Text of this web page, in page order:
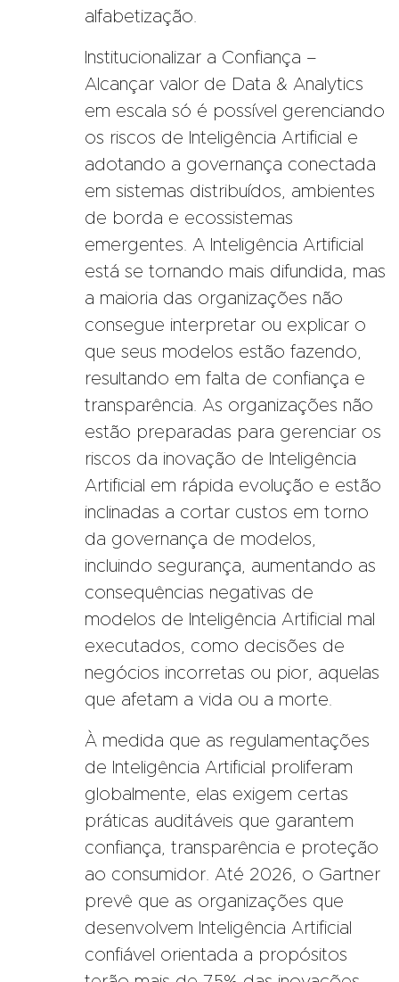
alfabetização.
Institucionalizar a Confiança –
Alcançar valor de Data & Analytics
em escala só é possível gerenciando
os riscos de Inteligência Artificial e
adotando a governança conectada
em sistemas distribuídos, ambientes
de borda e ecossistemas
emergentes. A Inteligência Artificial
está se tornando mais difundida, mas
a maioria das organizações não
consegue interpretar ou explicar o
que seus modelos estão fazendo,
resultando em falta de confiança e
transparência. As organizações não
estão preparadas para gerenciar os
riscos da inovação de Inteligência
Artificial em rápida evolução e estão
inclinadas a cortar custos em torno
da governança de modelos,
incluindo segurança, aumentando as
consequências negativas de
modelos de Inteligência Artificial mal
executados, como decisões de
negócios incorretas ou pior, aquelas
que afetam a vida ou a morte.
À medida que as regulamentações
de Inteligência Artificial proliferam
globalmente, elas exigem certas
práticas auditáveis ​​que garantem
confiança, transparência e proteção
ao consumidor. Até 2026, o Gartner
prevê que as organizações que
desenvolvem Inteligência Artificial
confiável orientada a propósitos